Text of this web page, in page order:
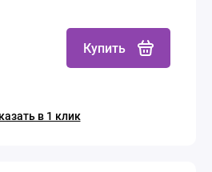
Купить
в 1 клик